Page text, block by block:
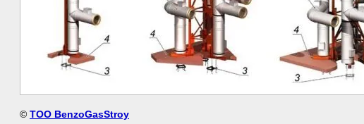
© TOO BenzoGasStroy